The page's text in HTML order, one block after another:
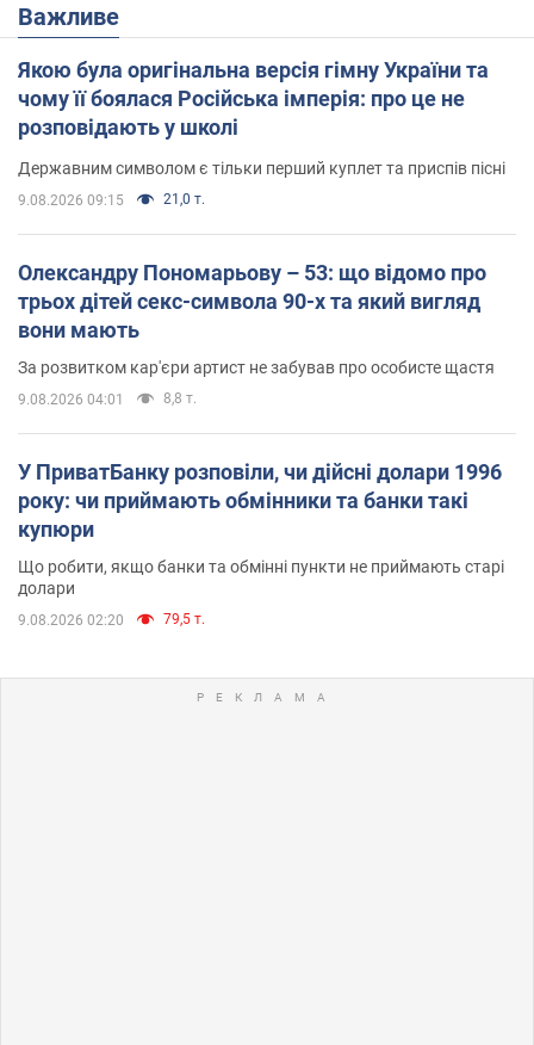
Важливе
Якою була оригінальна версія гімну України та
чому її боялася Російська імперія: про це не
розповідають у школі
Державним символом є тільки перший куплет та приспів пісні
9.08.2026 09:15 21,0 т.
Олександру Пономарьову – 53: що відомо про
трьох дітей секс-символа 90-х та який вигляд
вони мають
За розвитком кар'єри артист не забував про особисте щастя
9.08.2026 04:01 8,8 т.
У ПриватБанку розповіли, чи дійсні долари 1996
року: чи приймають обмінники та банки такі
купюри
Що робити, якщо банки та обмінні пункти не приймають старі
долари
9.08.2026 02:20 79,5 т.